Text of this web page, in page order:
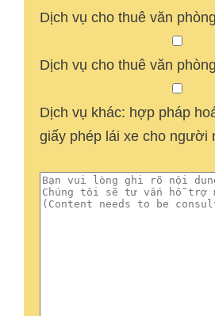
Dịch vụ cho thuê văn
Dịch vụ cho thuê văn
Dịch vụ khác: hợp pháp
giấy phép lái xe cho người